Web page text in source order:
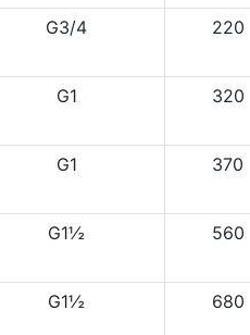
G3/4 220
G1 320
G1 370
G1½ 560
G1½ 680